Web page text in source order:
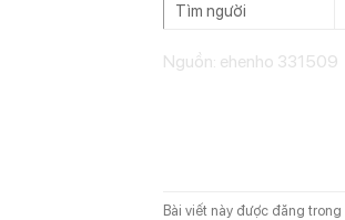
Tìm người
Nguồn: ehenho 331509
Bài viết này được đăng trong